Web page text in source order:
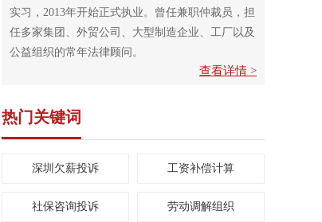
实习，2013年开始正式执业。曾任兼职仲裁员，担
任多家集团、外贸公司、大型制造企业、工厂以及
公益组织的常年法律顾问。
查看详情 >
热门关键词
深圳欠薪投诉 工资补偿计算
社保咨询投诉 劳动调解组织